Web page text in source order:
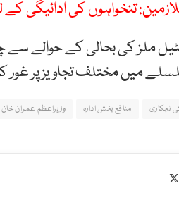
کی ادائیگی کے لیے 355 ملین روپے
اسٹیل ملز کی بحالی کے
میں مختلف تجاویز پر غور
نجکاری منافع بخش ادارہ وزیراعظم عمران خان